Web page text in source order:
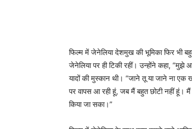
फिल्म में जेनेलिया देशमुख की भूमिका फिर भी
जेनेलिया पर ही टिकी रहीं। उन्होंने कहा,
यादों की मुस्कान थी। “जाने तू या जाने ना
पर वापस आ रही हूं, जब मैं बहुत छोटी नहीं
किया जा सका।”